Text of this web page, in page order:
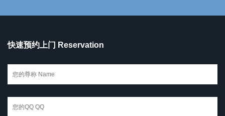
快速预约上门 Reservation